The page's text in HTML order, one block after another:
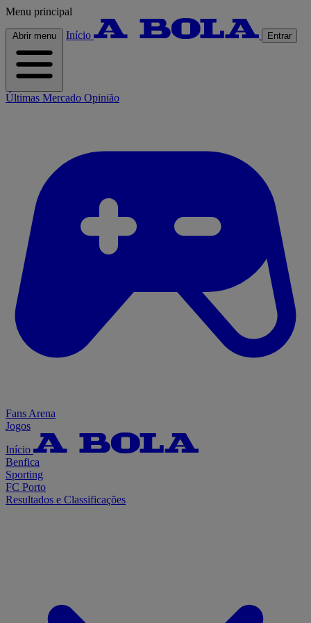
Menu principal
Abrir menu Início Entrar
Últimas Mercado Opinião
Fans Arena
Jogos
Início
Benfica
Sporting
FC Porto
Resultados e Classificações